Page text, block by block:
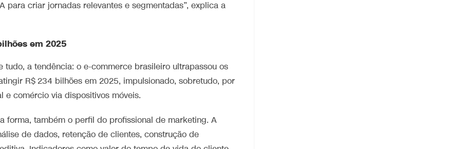
para criar jornadas relevantes e segmentadas”, explica a
em 2025
a tendência: o e-commerce brasileiro ultrapassou os
R$ 234 bilhões em 2025, impulsionado, sobretudo, por
e comércio via dispositivos móveis.
forma, também o perfil do profissional de marketing. A
de dados, retenção de clientes, construção de